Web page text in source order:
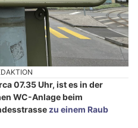
07.35 Uhr, ist es in der
WC-Anlage beim
zu einem Raub